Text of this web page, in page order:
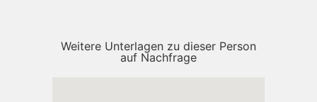
Weitere Unterlagen zu dieser Person
auf Nachfrage